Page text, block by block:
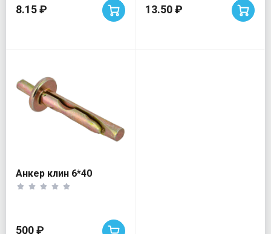
8.15 ₽ 13.50 ₽
Анкер клин 6*40
500 ₽